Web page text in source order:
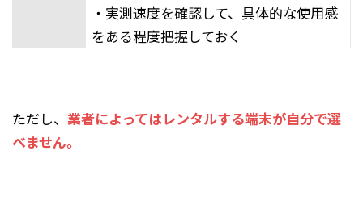
・実測速度を確認して、具体的な使用感
をある程度把握しておく
ただし、 業者によってはレンタルする端末が自分で選
べません。